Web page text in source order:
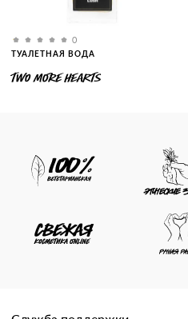
0
ТУАЛЕТНАЯ ВОДА
TWO MORE HEARTS